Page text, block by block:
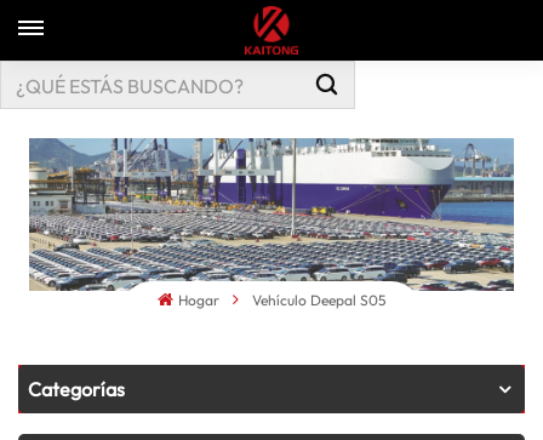
Hogar Vehículo Deepal S05
Categorías